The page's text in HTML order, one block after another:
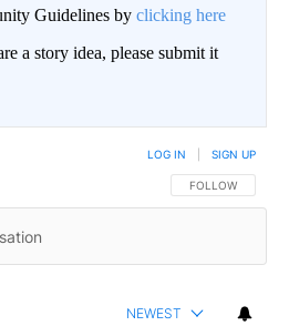
Guidelines by clicking here
a story idea, please submit it
FOLLOW THIS
FOLLOW
LOG IN SIGN UP
NEWEST